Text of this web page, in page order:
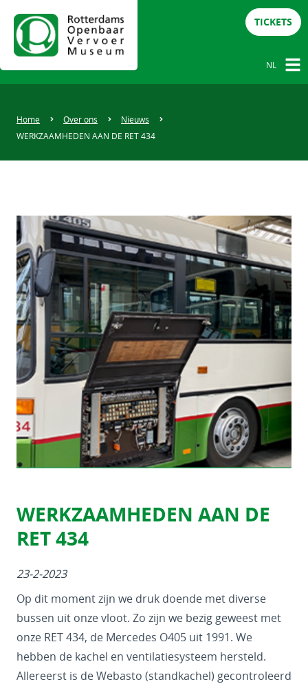
TICKETS
NL
Home Over ons
Nieuws
WERKZAAMHEDEN AAN DE RET 434
WERKZAAMHEDEN AAN DE
RET 434
23-2-2023
Op dit moment zijn we druk doende met diverse
bussen uit onze vloot. Zo zijn we bezig geweest met
onze RET 434, de Mercedes O405 uit 1991. We
hebben de kachel en ventilatiesysteem hersteld.
Allereerst is de Webasto (standkachel) gecontroleerd